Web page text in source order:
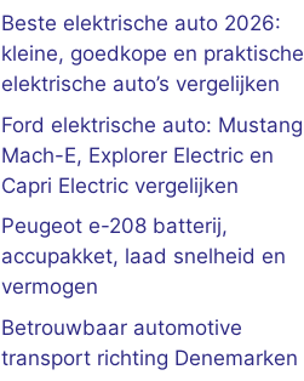
Beste elektrische auto 2026:
kleine, goedkope en praktische
elektrische auto’s vergelijken
Ford elektrische auto: Mustang
Mach-E, Explorer Electric en
Capri Electric vergelijken
Peugeot e-208 batterij,
accupakket, laad snelheid en
vermogen
Betrouwbaar automotive
transport richting Denemarken